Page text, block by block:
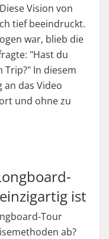
Vision von
tief beeindruckt.
war, blieb die
"Hast du
Trip?" In diesem
das Video
und ohne zu
ist
Tour
ab?